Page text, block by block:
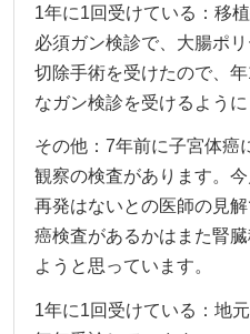
1年に1回受けている：移
必須ガン検診で、大腸ポ
切除手術を受けたので、
なガン検診を受けるように
その他：7年前に子宮体癌
観察の検査があります。
再発はないとの医師の見
癌検査があるかはまた腎
ようと思っています。
1年に1回受けている：地